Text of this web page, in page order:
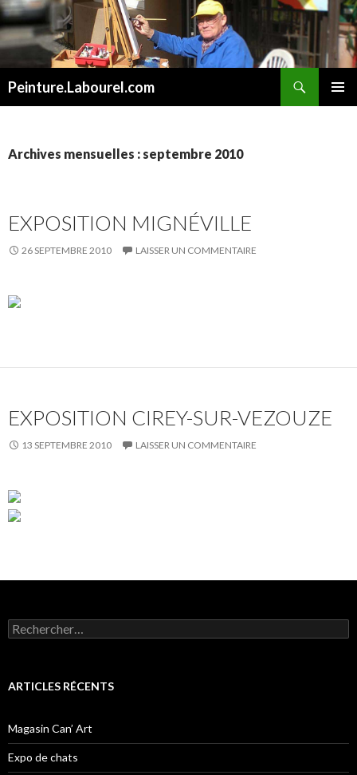
Peinture.Labourel.com
Archives mensuelles : septembre 2010
EXPOSITION MIGNÉVILLE
26 SEPTEMBRE 2010 LAISSER UN COMMENTAIRE
EXPOSITION CIREY-SUR-VEZOUZE
13 SEPTEMBRE 2010 LAISSER UN COMMENTAIRE
Rechercher :
ARTICLES RÉCENTS
Magasin Can’ Art
Expo de chats